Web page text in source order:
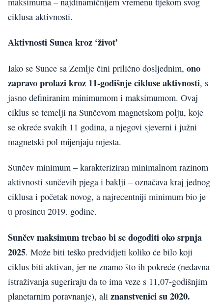
ciklusa aktivnosti.
Aktivnosti Sunca kroz ‘život’
Iako se Sunce sa Zemlje čini prilično dosljednim, ono
zapravo prolazi kroz 11-godišnje cikluse aktivnosti, s
jasno definiranim minimumom i maksimumom. Ovaj
ciklus se temelji na Sunčevom magnetskom polju, koje
se okreće svakih 11 godina, a njegovi sjeverni i južni
magnetski pol mijenjaju mjesta.
Sunčev minimum – karakteriziran minimalnom razinom
aktivnosti sunčevih pjega i baklji – označava kraj jednog
ciklusa i početak novog, a najrecentniji minimum bio je
u prosincu 2019. godine.
Sunčev maksimum trebao bi se dogoditi oko srpnja
2025. Može biti teško predvidjeti koliko će bilo koji
ciklus biti aktivan, jer ne znamo što ih pokreće (nedavna
istraživanja sugeriraju da to ima veze s 11,07-godišnjim
planetarnim poravnanje), ali znanstvenici su 2020.